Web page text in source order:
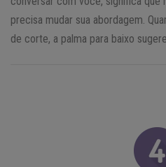
precisa mudar sua abordagem.
de corte, a palma para baixo